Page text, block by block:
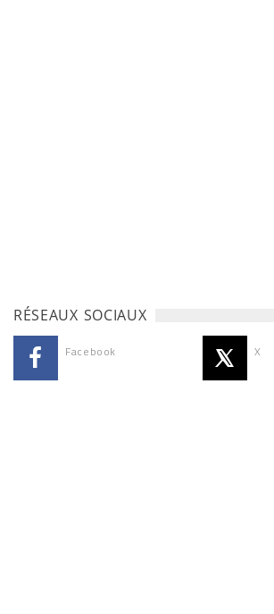
RÉSEAUX SOCIAUX
Facebook X